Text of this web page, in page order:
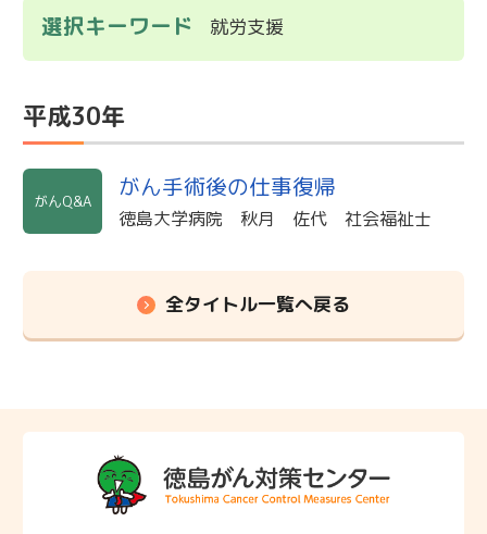
選択キーワード 就労支援
平成30年
がんQ&A がん手術後の仕事復帰
徳島大学病院 秋月 佐代 社会福祉士
全タイトル一覧へ戻る